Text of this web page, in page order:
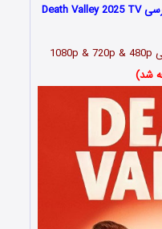
دانلود سریال دره مرگ با زیرنویس فارسی Death Valley 2025 TV